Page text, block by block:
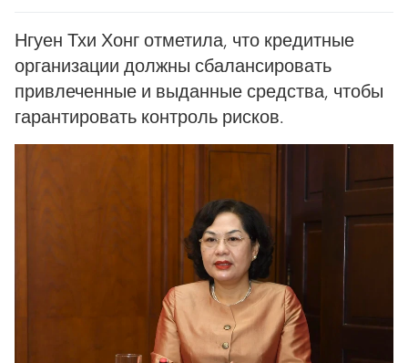
Нгуен Тхи Хонг отметила, что кредитные
организации должны сбалансировать
привлеченные и выданные средства, чтобы
гарантировать контроль рисков.